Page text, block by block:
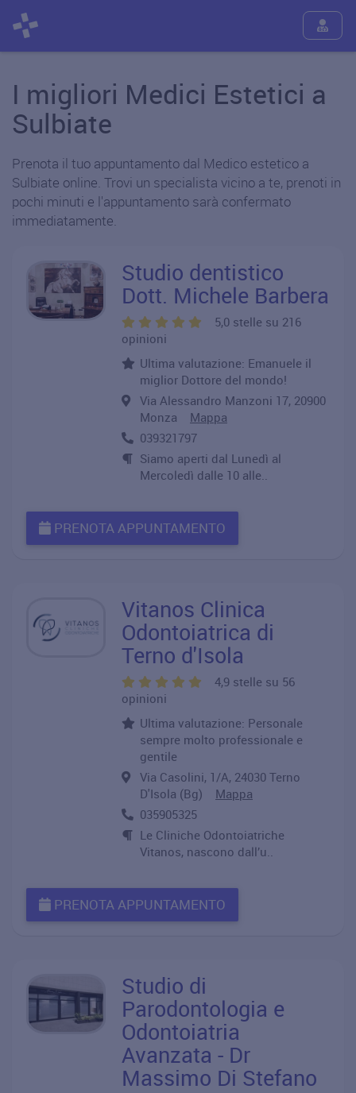
I migliori Medici Estetici a
Sulbiate
Prenota il tuo appuntamento dal Medico estetico a
Sulbiate online. Trovi un specialista vicino a te, prenoti in
pochi minuti e l'appuntamento sarà confermato
immediatamente.
Studio dentistico
Dott. Michele Barbera
5,0 stelle su 216
opinioni
Ultima valutazione: Emanuele il
miglior Dottore del mondo!
Via Alessandro Manzoni 17, 20900
Monza Mappa
039321797
Siamo aperti dal Lunedì al
Mercoledì dalle 10 alle..
PRENOTA APPUNTAMENTO
Vitanos Clinica
Odontoiatrica di
Terno d'Isola
4,9 stelle su 56
opinioni
Ultima valutazione: Personale
sempre molto professionale e
gentile
Via Casolini, 1/A, 24030 Terno
D'Isola (Bg) Mappa
035905325
Le Cliniche Odontoiatriche
Vitanos, nascono dall’u..
PRENOTA APPUNTAMENTO
Studio di
Parodontologia e
Odontoiatria
Avanzata - Dr
Massimo Di Stefano